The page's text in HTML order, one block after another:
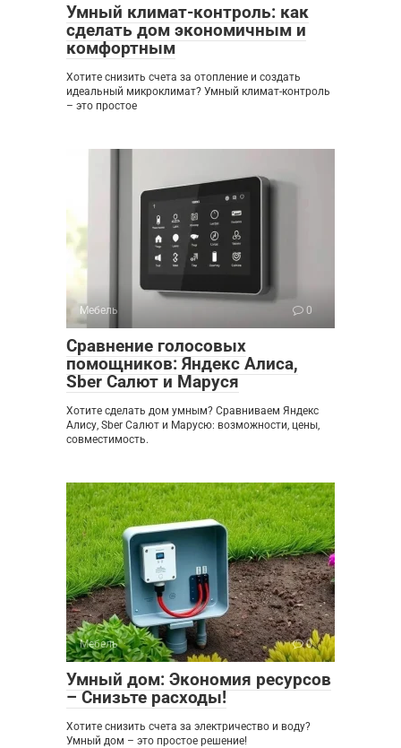
Умный климат-контроль: как
сделать дом экономичным и
комфортным
Хотите снизить счета за отопление и создать
идеальный микроклимат? Умный климат-контроль
– это простое
Мебель 0
Сравнение голосовых
помощников: Яндекс Алиса,
Sber Салют и Маруся
Хотите сделать дом умным? Сравниваем Яндекс
Алису, Sber Салют и Марусю: возможности, цены,
совместимость.
Мебель 0
Умный дом: Экономия ресурсов
– Снизьте расходы!
Хотите снизить счета за электричество и воду?
Умный дом – это простое решение!